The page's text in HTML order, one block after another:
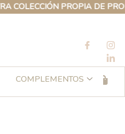
PROPIA DE
COMPLEMENTOS